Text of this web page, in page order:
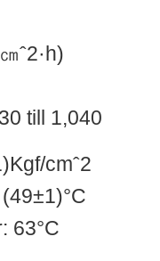
ˆ2·h)
till 1,040
cmˆ2
63°C